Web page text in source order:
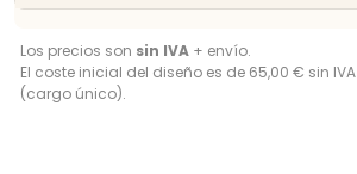
Los precios son sin IVA + envío.
El coste inicial del diseño es de 65,00 € sin IVA
(cargo único).